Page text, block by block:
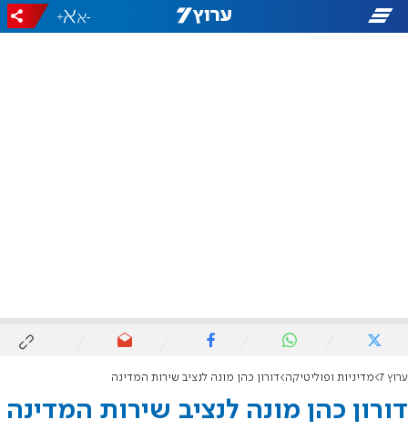
-
+
ערוץ 7 מדיניות ופוליטיקה דורון כהן מונה לנציב שירות המדינה
דורון כהן מונה לנציב שירות המדינה